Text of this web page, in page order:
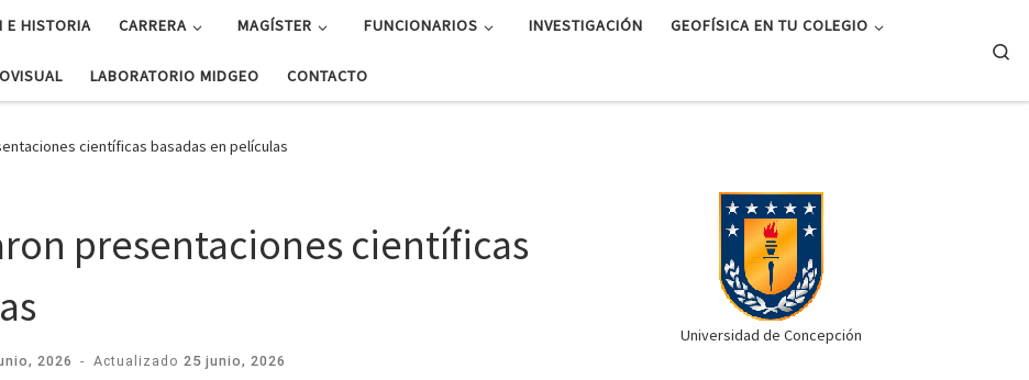
E HISTORIA CARRERA MAGÍSTER FUNCIONARIOS INVESTIGACIÓN GEOFÍSICA EN TU COLEGIO
LABORATORIO MIDGEO CONTACTO
científicas basadas en películas
presentaciones científicas
2026 - Actualizado25 junio, 2026
Universidad de Concepción